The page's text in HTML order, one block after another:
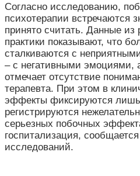
Согласно исследованию,
психотерапии встречаются
принято считать. Данные из
практики показывают, что
сталкиваются с
–с негативными эмоциями,
отмечает отсутствие
терапевта. При этом в
эффекты фиксируются лишь
регистрируются
серьезных побочных
госпитализация,
исследований.